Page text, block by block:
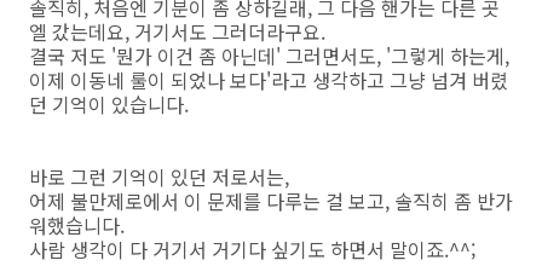
솔직히, 처음엔 기분이 좀 상하길래, 그 다음 핸가는 다른 곳
엘 갔는데요, 거기서도 그러더라구요.
결국 저도 '뭔가 이건 좀 아닌데' 그러면서도, '그렇게 하는게,
이제 이동네 룰이 되었나 보다'라고 생각하고 그냥 넘겨 버렸
던 기억이 있습니다.
바로 그런 기억이 있던 저로서는,
어제 불만제로에서 이 문제를 다루는 걸 보고, 솔직히 좀 반가
워했습니다.
사람 생각이 다 거기서 거기다 싶기도 하면서 말이죠.^^;